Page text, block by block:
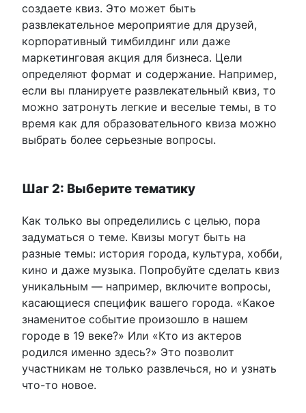
создаете квиз. Это может быть
развлекательное мероприятие для друзей,
корпоративный тимбилдинг или даже
маркетинговая акция для бизнеса. Цели
определяют формат и содержание. Например,
если вы планируете развлекательный квиз, то
можно затронуть легкие и веселые темы, в то
время как для образовательного квиза можно
выбрать более серьезные вопросы.
Шаг 2: Выберите тематику
Как только вы определились с целью, пора
задуматься о теме. Квизы могут быть на
разные темы: история города, культура, хобби,
кино и даже музыка. Попробуйте сделать квиз
уникальным — например, включите вопросы,
касающиеся специфик вашего города. «Какое
знаменитое событие произошло в нашем
городе в 19 веке?» Или «Кто из актеров
родился именно здесь?» Это позволит
участникам не только развлечься, но и узнать
что-то новое.